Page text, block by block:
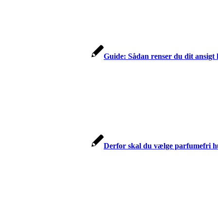
Guide: Sådan renser du dit
Derfor skal du vælge parfumefri